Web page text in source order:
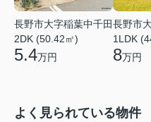
長野市大字稲葉中千田
2DK (50.42㎡)
5.4万円
長野市
1LDK
8万円
よく見られている物件